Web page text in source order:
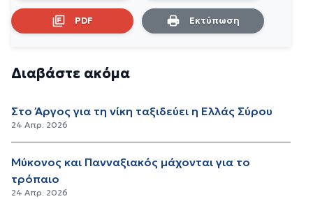
PDF Εκτύπωση
Διαβάστε ακόμα
Στο Άργος για τη νίκη ταξιδεύει η Ελλάς Σύρου
24 Απρ. 2026
Μύκονος και Πανναξιακός μάχονται για το
τρόπαιο
24 Απρ. 2026